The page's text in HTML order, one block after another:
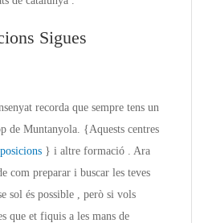
Sigues
recorda que sempre tens un
de Muntanyola. {Aquests centres
} i altre formació . Ara
com preparar i buscar les teves
sol és possible , però si vols
que et fiquis a les mans de